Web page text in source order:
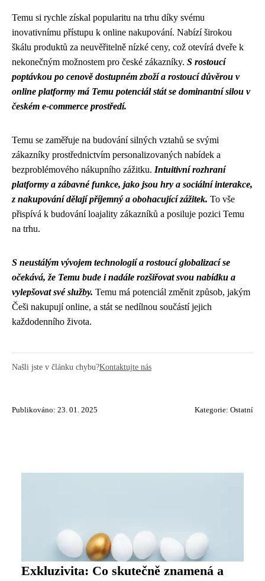
Temu si rychle získal popularitu na trhu díky svému
inovativnímu přístupu k online nakupování. Nabízí širokou
škálu produktů za neuvěřitelně nízké ceny, což otevírá dveře k
nekonečným možnostem pro české zákazníky. S rostoucí
poptávkou po cenově dostupném zboží a rostoucí důvěrou v
online platformy má Temu potenciál stát se dominantní silou v
českém e-commerce prostředí.
Temu se zaměřuje na budování silných vztahů se svými
zákazníky prostřednictvím personalizovaných nabídek a
bezproblémového nákupního zážitku. Intuitivní rozhraní
platformy a zábavné funkce, jako jsou hry a sociální interakce,
z nakupování dělají příjemný a obohacující zážitek. To vše
přispívá k budování loajality zákazníků a posiluje pozici Temu
na trhu.
S neustálým vývojem technologií a rostoucí globalizací se
očekává, že Temu bude i nadále rozšiřovat svou nabídku a
vylepšovat své služby. Temu má potenciál změnit způsob, jakým
Češi nakupují online, a stát se nedílnou součástí jejich
každodenního života.
Našli jste v článku chybu?Kontaktujte nás
Publikováno: 23. 01. 2025 Kategorie: Ostatní
Exkluzivita: Co skutečně znamená a